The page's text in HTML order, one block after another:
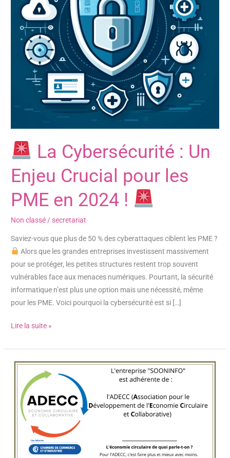
La Cybersécurité : Un
Enjeu Crucial pour les
PME en 2024 !
Non classé / secretariat
Saviez-vous que plus de 50 % des cyberattaques ciblent les PME ?
Alors que les grandes entreprises investissent massivement
pour se protéger, les petites structures restent trop souvent
vulnérables face aux menaces numériques. Pourtant, la sécurité
informatique n’est plus une option mais une nécessité, même
pour les PME. Voici pourquoi la cybersécurité est si […]
Crucial
pour
PME
Lire la suite »
Sooninfo
l’ADECC